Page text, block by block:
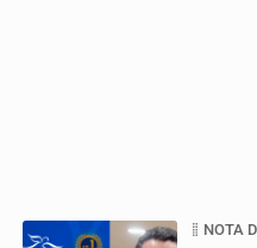
NOTA